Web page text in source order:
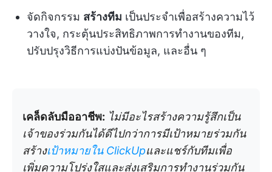
จัดกิจกรรม สร้างทีม เป็นประจำเพื่อสร้างความไว้
วางใจ, กระตุ้นประสิทธิภาพการทำงานของทีม,
ปรับปรุงวิธีการแบ่งปันข้อมูล, และอื่น ๆ
เคล็ดลับมืออาชีพ: ไม่มีอะไรสร้างความรู้สึกเป็น
เจ้าของร่วมกันได้ดีไปกว่าการมีเป้าหมายร่วมกัน
สร้างเป้าหมายใน ClickUpและแชร์กับทีมเพื่อ
เพิ่มความโปร่งใสและส่งเสริมการทำงานร่วมกัน